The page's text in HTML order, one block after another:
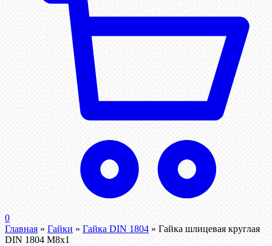
0
Главная » Гайки » Гайка DIN 1804 » Гайка шлицевая круглая
DIN 1804 М8х1